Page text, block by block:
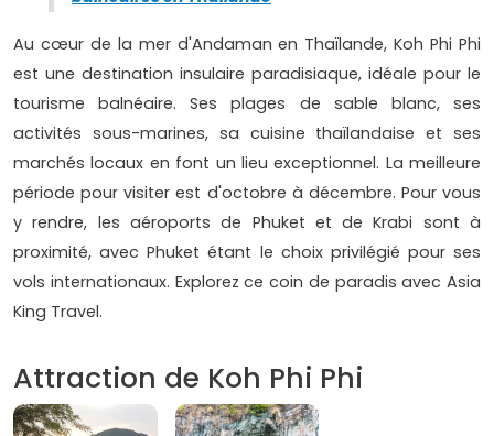
Au cœur de la mer d'Andaman en Thaïlande, Koh Phi Phi
est une destination insulaire paradisiaque, idéale pour le
tourisme balnéaire. Ses plages de sable blanc, ses
activités sous-marines, sa cuisine thaïlandaise et ses
marchés locaux en font un lieu exceptionnel. La meilleure
période pour visiter est d'octobre à décembre. Pour vous
y rendre, les aéroports de Phuket et de Krabi sont à
proximité, avec Phuket étant le choix privilégié pour ses
vols internationaux. Explorez ce coin de paradis avec Asia
King Travel.
Attraction de Koh Phi Phi